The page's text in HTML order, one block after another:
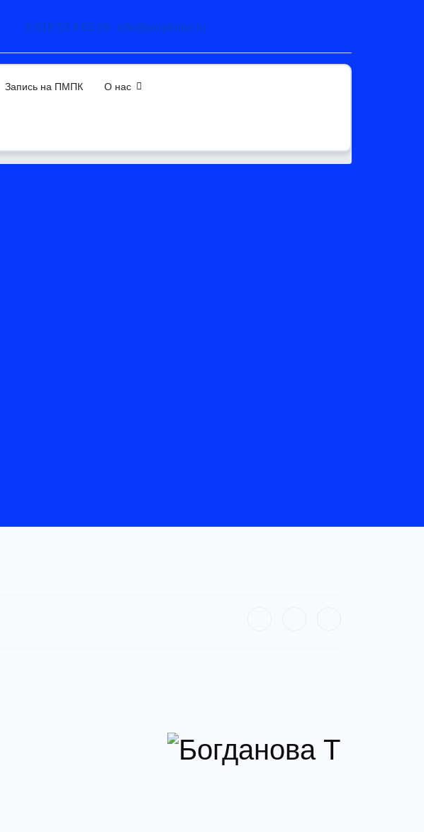
8 818 53 4 63 60 info@pmpknao.ru
Запись на ПМПК О нас